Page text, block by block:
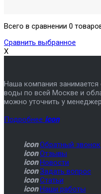
Всего в сравнении 0
Сравнить выбранное
X
Наша компания
воды по всей Москве и
можно уточнить у
Подробнее icon
icon Обратный звонок
icon Отзывы
icon Новости
icon Задать вопрос
icon Статьи
icon Наши работы